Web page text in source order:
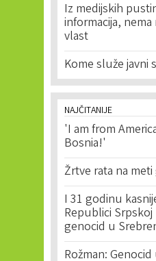
Iz medijskih
informacija,
vlast
Kome služe javni
NAJČITANIJE
'I am from
Bosnia!'
Žrtve rata na
I 31 godinu
Republici Srpskoj
genocid u
Rožman: